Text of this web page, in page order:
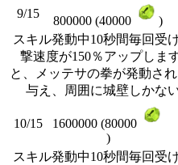
9/15
800000 (40000 )
スキル発動中10秒間毎回受
撃速度が150％アップしま
と、メッテサの拳が発動さ
与え、周囲に城壁しかな
10/15
1600000 (80000
)
スキル発動中10秒間毎回受